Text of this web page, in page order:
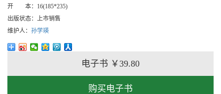
开 本： 16(185*235)
出版状态：
上市销售
维护人： 孙学瑛
电子书 ￥39.80
购买电子书